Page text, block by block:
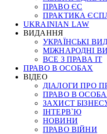
ПРАВО ЄС
ПРАКТИКА
UKRAINIAN LAW
ВИДАННЯ
УКРАЇНСЬКІ
МІЖНАРОДНІ
ВСЕ З ПРАВА ІТ
ПРАВО В ОСОБАХ
ВІДЕО
ДІАЛОГИ ПРО
ПРАВО В
ЗАХИСТ
ІНТЕРВ`Ю
НОВИНИ
ПРАВО ВІЙНИ